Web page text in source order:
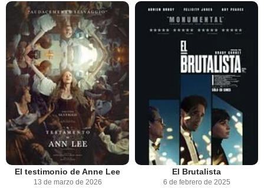
El testimonio de Anne Lee
13 de marzo de 2026
El Brutalista
6 de febrero de 2025